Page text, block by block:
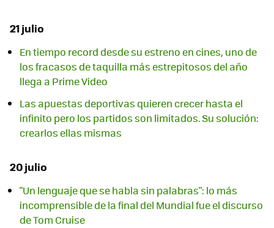
21 julio
En tiempo record desde su estreno en cines, uno de
los fracasos de taquilla más estrepitosos del año
llega a Prime Video
Las apuestas deportivas quieren crecer hasta el
infinito pero los partidos son limitados. Su solución:
crearlos ellas mismas
20 julio
"Un lenguaje que se habla sin palabras": lo más
incomprensible de la final del Mundial fue el discurso
de Tom Cruise